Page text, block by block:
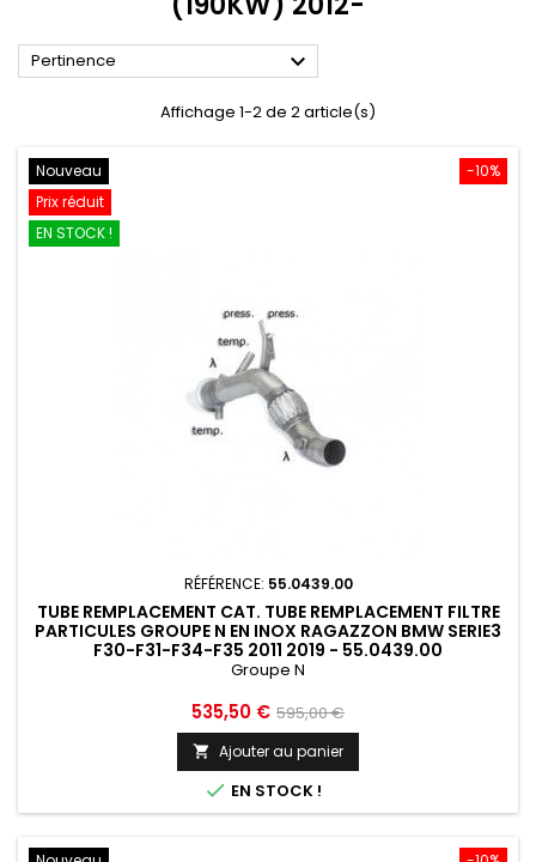
Pertinence 
Affichage 1-2 de 2 article(s)
-10%
Nouveau
Prix réduit
EN STOCK !
RÉFÉRENCE: 55.0439.00
TUBE REMPLACEMENT CAT. TUBE REMPLACEMENT FILTRE
PARTICULES GROUPE N EN INOX RAGAZZON BMW SERIE3
F30-F31-F34-F35 2011 2019 - 55.0439.00
Groupe N
Prix
535,50 € Prix
de
base
595,00 €
 Ajouter au panier
 EN STOCK !